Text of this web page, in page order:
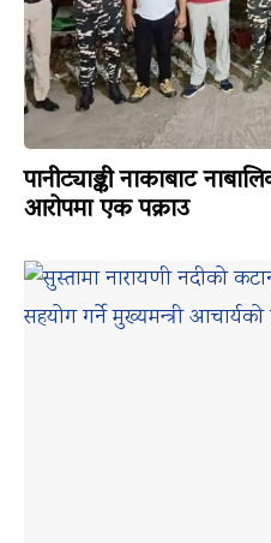
पानीट्याङ्की नाकाबाट
आरोपमा एक पक्राउ